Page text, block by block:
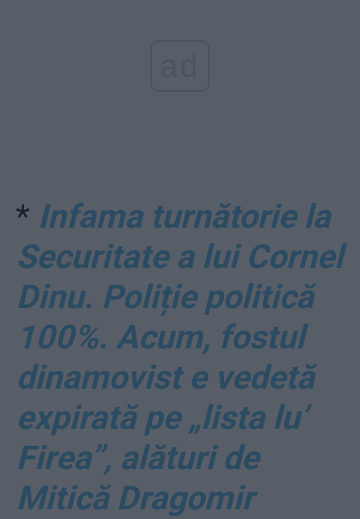
* Infama turnătorie la
Securitate a lui Cornel
Dinu. Poliție politică
100%. Acum, fostul
dinamovist e vedetă
expirată pe „lista lu’
Firea”, alături de
Mitică Dragomir